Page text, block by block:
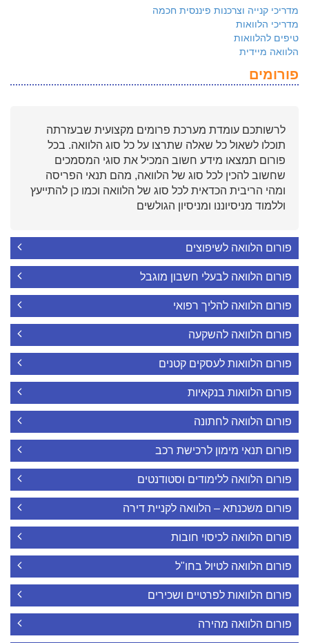
מדריכי קנייה וצרכנות פיננסית חכמה
מדריכי הלוואות
טיפים להלוואות
הלוואה מיידית
פורומים
לרשותכם עומדת מערכת פרומים מקצועית שבעזרתה
תוכלו לשאול כל שאלה שתרצו על כל סוג הלוואה. בכל
פורום תמצאו מידע חשוב המכיל את סוגי המסמכים
שחשוב להכין לכל סוג של הלוואה, מהם תנאי הפריסה
ומהי הריבית הכדאית לכל סוג של הלוואה וכמו כן להתייעץ
וללמוד מניסיוננו ומניסיון הגולשים
פורום הלוואה לשיפוצים
פורום הלוואה לבעלי חשבון מוגבל
פורום הלוואה להליך רפואי
פורום הלוואה להשקעה
פורום הלוואות לעסקים קטנים
פורום הלוואות בנקאיות
פורום הלוואה לחתונה
פורום תנאי מימון לרכישת רכב
פורום הלוואה ללימודים וסטודנטים
פורום משכנתא – הלוואה לקניית דירה
פורום הלוואה לכיסוי חובות
פורום הלוואה לטיול בחו"ל
פורום הלוואות לפרטיים ושכירים
פורום הלוואה מהירה